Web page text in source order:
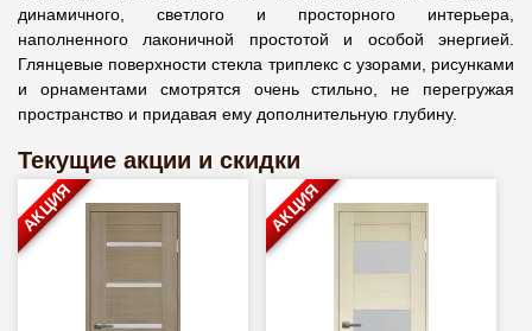
динамичного, светлого и просторного интерьера,
наполненного лаконичной простотой и особой энергией.
Глянцевые поверхности стекла триплекс с узорами, рисунками
и орнаментами смотрятся очень стильно, не перегружая
пространство и придавая ему дополнительную глубину.
Текущие акции и скидки
АКЦИЯ АКЦИЯ